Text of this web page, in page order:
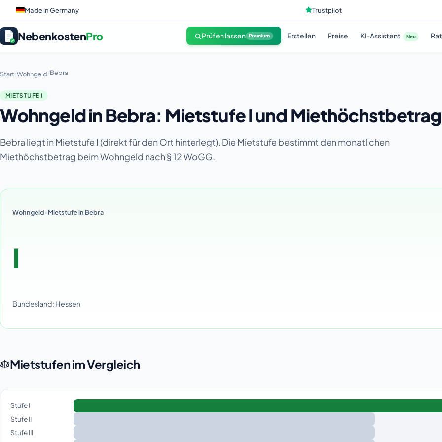
Made in Germany Trustpilot
NebenkostenPro Prüfen lassen Premium Erstellen Preise KI-Assistent Neu
Start/Wohngeld/Bebra
MIETSTUFE I
Wohngeld in Bebra: Mietstufe I und Miethöchstbetrag
Bebra liegt in Mietstufe I (direkt für den Ort hinterlegt). Die Mietstufe bestimmt den monatlichen
Miethöchstbetrag beim Wohngeld nach § 12 WoGG.
Wohngeld-Mietstufe in Bebra
I
Bundesland: Hessen
Mietstufen im Vergleich
Stufe I
Stufe II
Stufe III